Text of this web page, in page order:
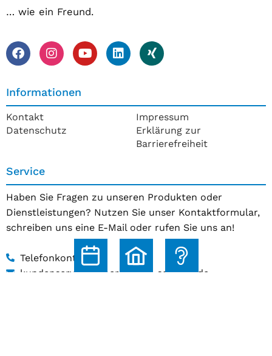
… wie ein Freund.
Informationen
Kontakt
Datenschutz
Impressum
Erklärung zur
Barrierefreiheit
Service
Haben Sie Fragen zu unseren Produkten oder
Dienstleistungen? Nutzen Sie unser Kontaktformular,
schreiben uns eine E-Mail oder rufen Sie uns an!
Telefonkontakt
kundenservice@hoerakustik-schmitz.de